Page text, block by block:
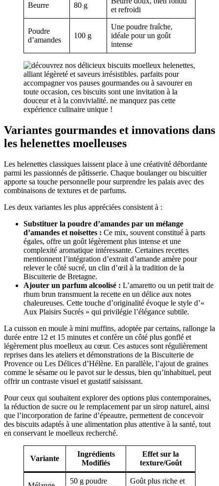
Beurre 80 g
et refroidi
Poudre
d’amandes
100 g
Une poudre fraîche,
idéale pour un goût
intense
Variantes gourmandes et innovations dans
les helenettes moelleuses
Les helenettes classiques laissent place à une créativité débordante
parmi les passionnés de pâtisserie. Chaque boulanger ou biscuitier
apporte sa touche personnelle pour surprendre les palais avec des
combinaisons de textures et de parfums.
Les deux variantes les plus appréciées consistent à :
Substituer la poudre d’amandes par un mélange
d’amandes et noisettes : Ce mix, souvent constitué à parts
égales, offre un goût légèrement plus intense et une
complexité aromatique intéressante. Certaines recettes
mentionnent l’intégration d’extrait d’amande amère pour
relever le côté sucré, un clin d’œil à la tradition de la
Biscuiterie de Bretagne.
Ajouter un parfum alcoolisé : L’amaretto ou un petit trait de
rhum brun transmuent la recette en un délice aux notes
chaleureuses. Cette touche d’originalité évoque le style d’«
Aux Plaisirs Sucrés » qui privilégie l’élégance subtile.
La cuisson en moule à mini muffins, adoptée par certains, rallonge la
durée entre 12 et 15 minutes et confère un côté plus gonflé et
légèrement plus moelleux au cœur. Ces astuces sont régulièrement
reprises dans les ateliers et démonstrations de la Biscuiterie de
Provence ou Les Délices d’Hélène. En parallèle, l’ajout de graines
comme le sésame ou le pavot sur le dessus, bien qu’inhabituel, peut
offrir un contraste visuel et gustatif saisissant.
Pour ceux qui souhaitent explorer des options plus contemporaines,
la réduction de sucre ou le remplacement par un sirop naturel, ainsi
que l’incorporation de farine d’épeautre, permettent de concevoir
des biscuits adaptés à une alimentation plus attentive à la santé, tout
en conservant le moelleux recherché.
Variante
Ingrédients
Modifiés
Effet sur la
texture/Goût
50 g poudre
Goût plus riche et